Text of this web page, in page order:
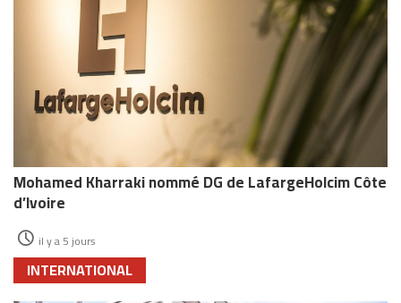
Mohamed Kharraki nommé DG de LafargeHolcim Côte
d’Ivoire
il y a 5 jours
INTERNATIONAL